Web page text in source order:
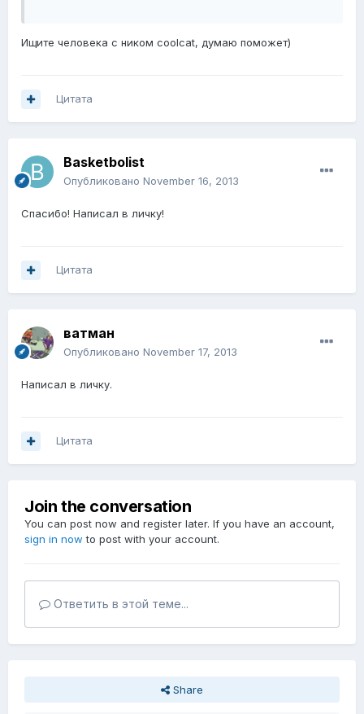
Ищите человека с ником coolcat, думаю поможет)
Цитата
Basketbolist
Опубликовано November 16, 2013
Спасибо! Написал в личку!
Цитата
ватман
Опубликовано November 17, 2013
Написал в личку.
Цитата
Join the conversation
You can post now and register later. If you have an account,
sign in now to post with your account.
Ответить в этой теме...
Share